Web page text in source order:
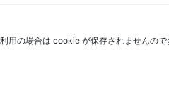
用の場合は cookie が保存されませんので